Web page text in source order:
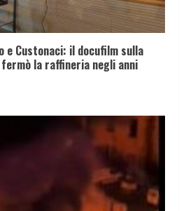
e Custonaci: il docufilm sulla
la raffineria negli anni